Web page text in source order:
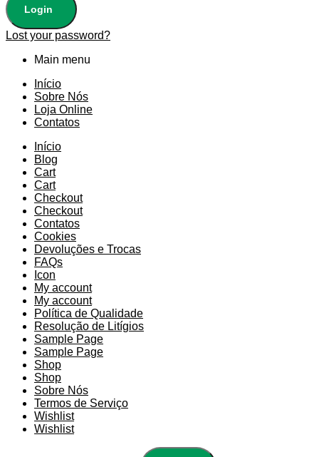
Login
Lost your password?
Main menu
Início
Sobre Nós
Loja Online
Contatos
Início
Blog
Cart
Cart
Checkout
Checkout
Contatos
Cookies
Devoluções e Trocas
FAQs
Icon
My account
My account
Política de Qualidade
Resolução de Litígios
Sample Page
Sample Page
Shop
Shop
Sobre Nós
Termos de Serviço
Wishlist
Wishlist